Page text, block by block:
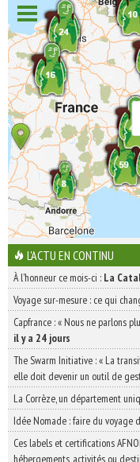
L'ACTU EN CONTINU
À l'honneur ce mois-ci : La
Voyage sur-mesure : ce qui
Capfrance : « Nous ne parlons
il y a 24 jours
The Swarm Initiative : « La
elle doit devenir un outil de
La Corrèze, un département
Idée Nomade : faire du voyage
Ces labels et certifications
hébergements, activités ou